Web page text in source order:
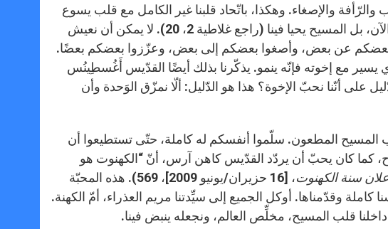
والإصغاء. وهكذا، باتّحاد قلبنا غير الكامل مع قلب يسوع
المطعون، تتحقّق مسيرتنا نحو القداسة. فلا نحيا نحن بعد الآن، بل المسيح يحيا فينا (راجع غلاطية 2، 20). لا يمكن أن نعيش
بعضكم عن بعض، وأصغوا بعضكم إلى بعض، وعزّزوا بعضكم بعضًا.
يسير مع إخوته فإنّه ينمو. يذكّرنا بذلك أيضًا القدّيس أَغُسطِينُس
على أنّنا نحبّ الإخوة؟ هذا هو الدّليل: ألّا نمزّق الوَحدة وأن
المسيح المطعون. سلّموا أنفسكم له كاملة، حتّى تستطيعوا أن
كما كان يحبّ أن يردّد القدّيس كاهن آرس، أنّ “الكهنوت هو
سنة الكهنوت
، [16 حزيران/يونيو 2009]، 569). هذه المحبّة
وقدّمناها. أوكل الجميع إلى سيِّدتنا مريم العذراء، أمّ الكهنة.
قلب المسيح، مخلِّص العالم، ونجعله ينبض فينا.